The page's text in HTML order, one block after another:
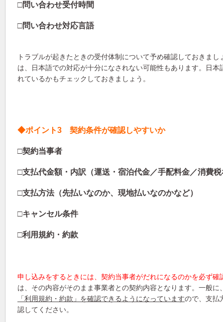
□問い合わせ受付時間
□問い合わせ対応言語
トラブルが起きたときの受付体制について予め確認しておきま
は、日本語での対応が十分になされない可能性もあります。日
れているかもチェックしておきましょう。
◆ポイント3 契約条件が確認しやすいか
□契約当事者
□支払代金額・内訳（運送・宿泊代金／手配料金／消費
□支払方法（先払いなのか、現地払いなのかなど）
□キャンセル条件
□利用規約・約款
申し込みをするときには、契約当事者がだれになるのかを必ず確
は、その内容がそのまま事業者との契約内容となります。一般に
「利用規約・約款」を確認できるようになっていますので、支払
認してください。